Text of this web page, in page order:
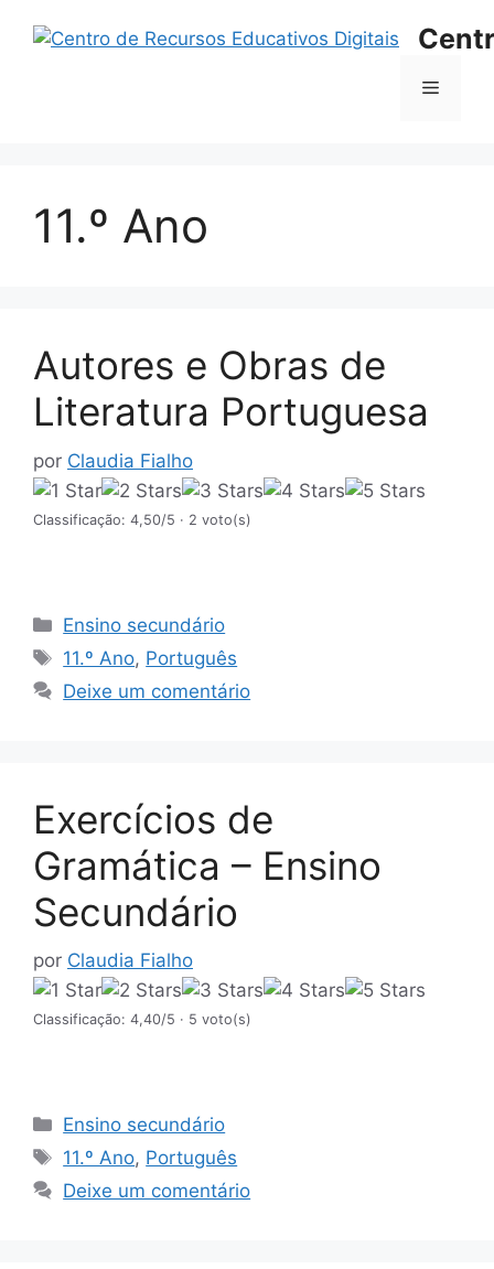
para
Menu
11.º Ano
Autores e Obras de
Literatura Portuguesa
por Claudia Fialho
Classificação: 4,50/5 · 2 voto(s)
Categorias
Ensino secundário
Etiquetas
11.º Ano, Português
Deixe um comentário
Exercícios de
Gramática – Ensino
Secundário
por Claudia Fialho
Classificação: 4,40/5 · 5 voto(s)
Categorias
Ensino secundário
Etiquetas
11.º Ano, Português
Deixe um comentário